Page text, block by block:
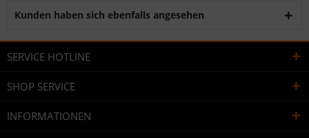
Kunden haben sich ebenfalls angesehen
SERVICE HOTLINE
SHOP SERVICE
INFORMATIONEN